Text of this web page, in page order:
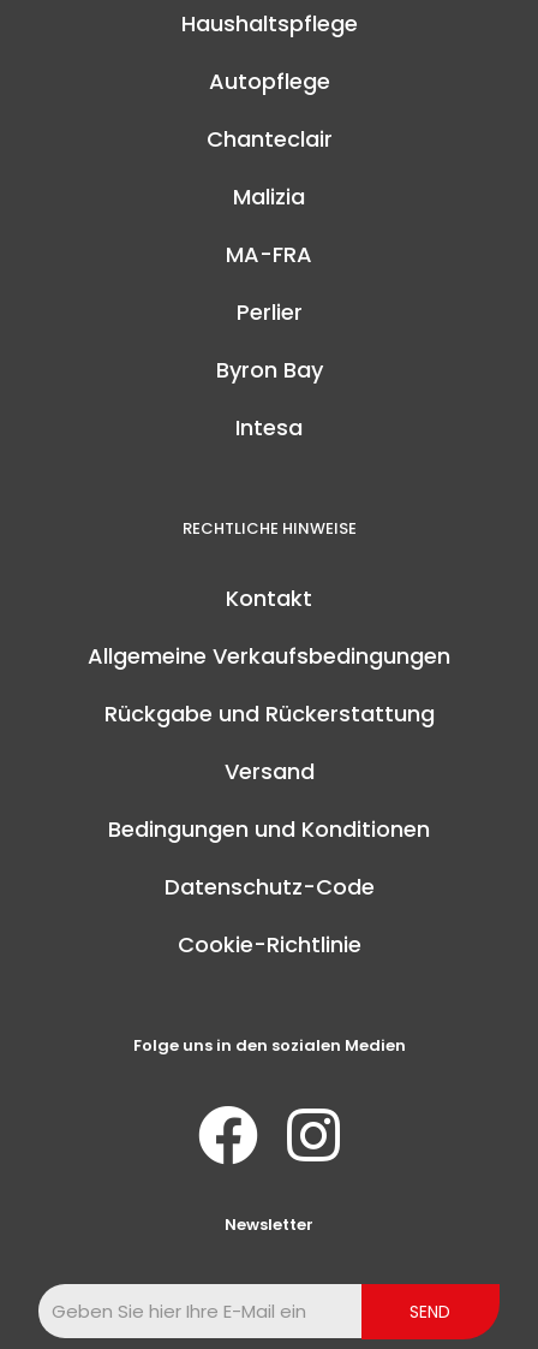
Haushaltspflege
Autopflege
Chanteclair
Malizia
MA-FRA
Perlier
Byron Bay
Intesa
RECHTLICHE HINWEISE
Kontakt
Allgemeine Verkaufsbedingungen
Rückgabe und Rückerstattung
Versand
Bedingungen und Konditionen
Datenschutz-Code
Cookie-Richtlinie
Folge uns in den sozialen Medien
Newsletter